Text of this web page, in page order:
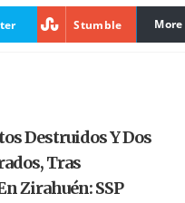
Stumble More
Destruidos Y Dos
Tras
Zirahuén: SSP